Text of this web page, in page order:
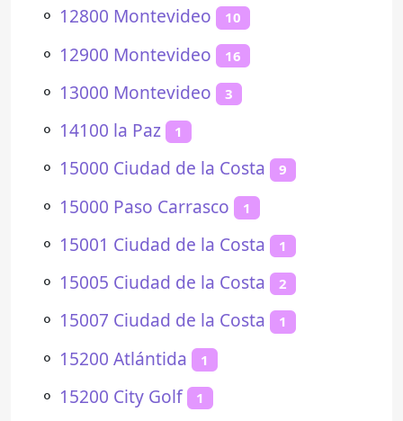
⚬ 12800 Montevideo 10
⚬ 12900 Montevideo 16
⚬ 13000 Montevideo 3
⚬ 14100 la Paz 1
⚬ 15000 Ciudad de la Costa 9
⚬ 15000 Paso Carrasco 1
⚬ 15001 Ciudad de la Costa 1
⚬ 15005 Ciudad de la Costa 2
⚬ 15007 Ciudad de la Costa 1
⚬ 15200 Atlántida 1
⚬ 15200 City Golf 1